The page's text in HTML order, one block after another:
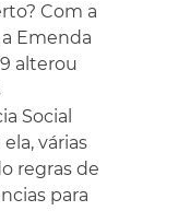
Com a
a Emenda
alterou
Social
várias
regras de
para